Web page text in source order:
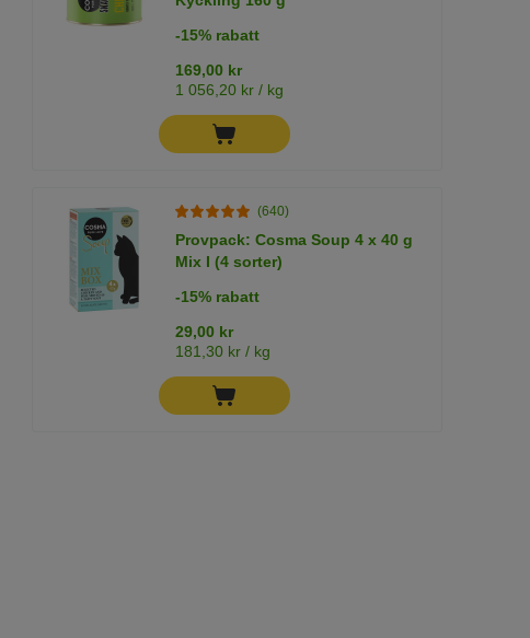
-15% rabatt
169,00 kr
1 056,20 kr / kg
(640)
Provpack: Cosma Soup 4 x 40 g
Mix I (4 sorter)
-15% rabatt
29,00 kr
181,30 kr / kg